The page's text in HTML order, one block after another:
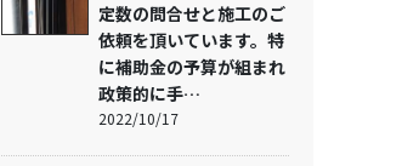
定数の問合せと施工のご
依頼を頂いています。特
に補助金の予算が組まれ
政策的に手…
2022/10/17